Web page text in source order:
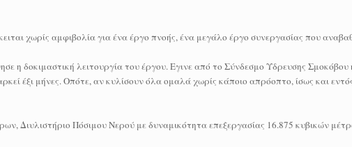
χωρίς αμφιβολία για ένα έργο πνοής, ένα μεγάλο έργο συνεργασίας που
η δοκιμαστική λειτουργία του έργου. Εγινε από το Σύνδεσμο Υδρευσης
έξι μήνες. Οπότε, αν κυλίσουν όλα ομαλά χωρίς κάποιο απρόοπτο, ίσως και
Διυλιστήριο Πόσιμου Νερού με δυναμικότητα επεξεργασίας 16.875 κυβικών